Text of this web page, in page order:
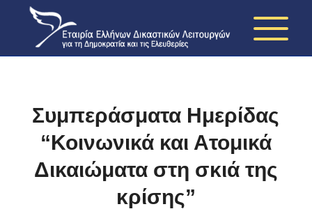
Συμπεράσματα Ημερίδας
“Κοινωνικά και Ατομικά
Δικαιώματα στη σκιά της
κρίσης”